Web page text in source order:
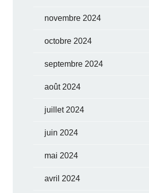
novembre 2024
octobre 2024
septembre 2024
août 2024
juillet 2024
juin 2024
mai 2024
avril 2024